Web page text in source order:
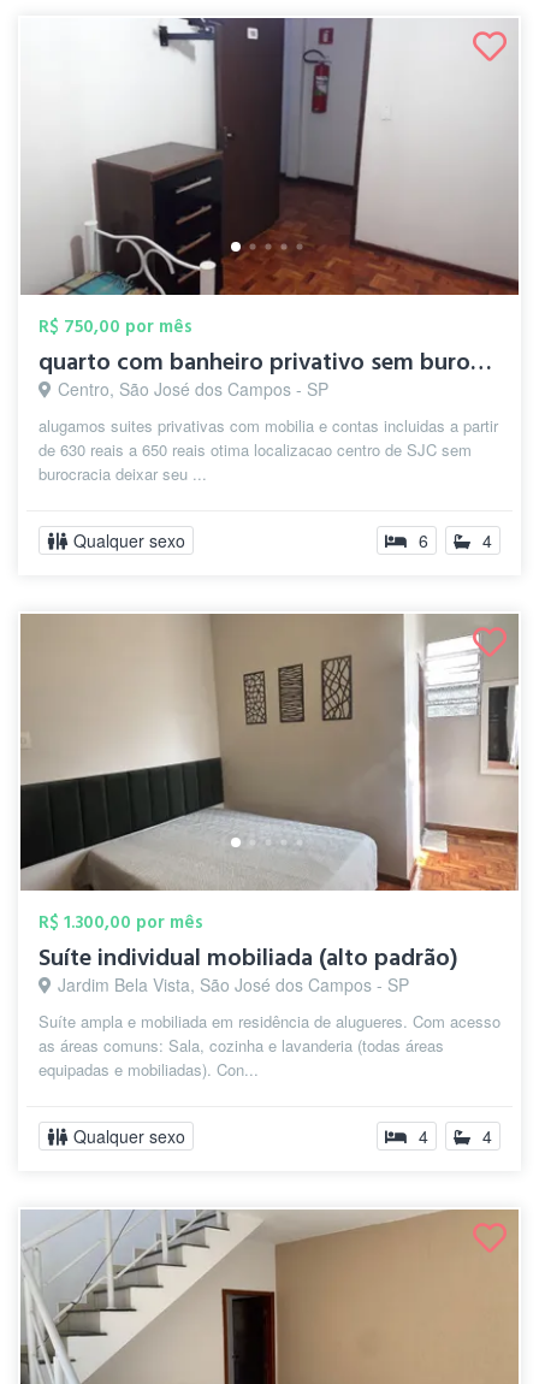
R$ 750,00 por mês
quarto com banheiro privativo sem burocr...
Centro, São José dos Campos - SP
alugamos suites privativas com mobilia e contas incluidas a partir
de 630 reais a 650 reais otima localizacao centro de SJC sem
burocracia deixar seu ...
Qualquer sexo 6 4
R$ 1.300,00 por mês
Suíte individual mobiliada (alto padrão)
Jardim Bela Vista, São José dos Campos - SP
Suíte ampla e mobiliada em residência de alugueres. Com acesso
as áreas comuns: Sala, cozinha e lavanderia (todas áreas
equipadas e mobiliadas). Con...
Qualquer sexo 4 4